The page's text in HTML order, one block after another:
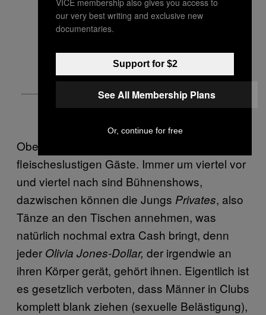
Oben mischen wir uns unter die
fleischeslustigen Gäste. Immer um viertel vor
und viertel nach sind Bühnenshows,
dazwischen können die Jungs Privates, also
Tänze an den Tischen annehmen, was
natürlich nochmal extra Cash bringt, denn
jeder Olivia Jones-Dollar, der irgendwie an
ihren Körper gerät, gehört ihnen. Eigentlich ist
es gesetzlich verboten, dass Männer in Clubs
komplett blank ziehen (sexuelle Belästigung),
our very best writing and exclusive new
documentaries.
Support for $2
See All Membership Plans
Or, continue for free